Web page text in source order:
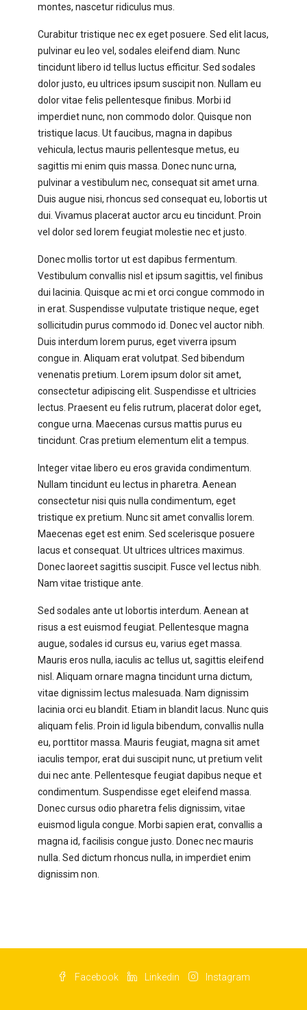
montes, nascetur ridiculus mus.
Curabitur tristique nec ex eget posuere. Sed elit lacus,
pulvinar eu leo vel, sodales eleifend diam. Nunc
tincidunt libero id tellus luctus efficitur. Sed sodales
dolor justo, eu ultrices ipsum suscipit non. Nullam eu
dolor vitae felis pellentesque finibus. Morbi id
imperdiet nunc, non commodo dolor. Quisque non
tristique lacus. Ut faucibus, magna in dapibus
vehicula, lectus mauris pellentesque metus, eu
sagittis mi enim quis massa. Donec nunc urna,
pulvinar a vestibulum nec, consequat sit amet urna.
Duis augue nisi, rhoncus sed consequat eu, lobortis ut
dui. Vivamus placerat auctor arcu eu tincidunt. Proin
vel dolor sed lorem feugiat molestie nec et justo.
Donec mollis tortor ut est dapibus fermentum.
Vestibulum convallis nisl et ipsum sagittis, vel finibus
dui lacinia. Quisque ac mi et orci congue commodo in
in erat. Suspendisse vulputate tristique neque, eget
sollicitudin purus commodo id. Donec vel auctor nibh.
Duis interdum lorem purus, eget viverra ipsum
congue in. Aliquam erat volutpat. Sed bibendum
venenatis pretium. Lorem ipsum dolor sit amet,
consectetur adipiscing elit. Suspendisse et ultricies
lectus. Praesent eu felis rutrum, placerat dolor eget,
congue urna. Maecenas cursus mattis purus eu
tincidunt. Cras pretium elementum elit a tempus.
Integer vitae libero eu eros gravida condimentum.
Nullam tincidunt eu lectus in pharetra. Aenean
consectetur nisi quis nulla condimentum, eget
tristique ex pretium. Nunc sit amet convallis lorem.
Maecenas eget est enim. Sed scelerisque posuere
lacus et consequat. Ut ultrices ultrices maximus.
Donec laoreet sagittis suscipit. Fusce vel lectus nibh.
Nam vitae tristique ante.
Sed sodales ante ut lobortis interdum. Aenean at
risus a est euismod feugiat. Pellentesque magna
augue, sodales id cursus eu, varius eget massa.
Mauris eros nulla, iaculis ac tellus ut, sagittis eleifend
nisl. Aliquam ornare magna tincidunt urna dictum,
vitae dignissim lectus malesuada. Nam dignissim
lacinia orci eu blandit. Etiam in blandit lacus. Nunc quis
aliquam felis. Proin id ligula bibendum, convallis nulla
eu, porttitor massa. Mauris feugiat, magna sit amet
iaculis tempor, erat dui suscipit nunc, ut pretium velit
dui nec ante. Pellentesque feugiat dapibus neque et
condimentum. Suspendisse eget eleifend massa.
Donec cursus odio pharetra felis dignissim, vitae
euismod ligula congue. Morbi sapien erat, convallis a
magna id, facilisis congue justo. Donec nec mauris
nulla. Sed dictum rhoncus nulla, in imperdiet enim
dignissim non.
Facebook Linkedin Instagram